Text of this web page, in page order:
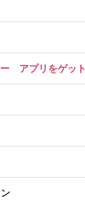
アプリをゲット